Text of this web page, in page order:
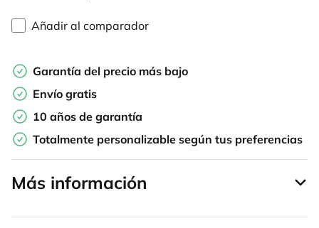
Añadir al comparador
Garantía del precio más bajo
Envío gratis
10 años de garantía
Totalmente personalizable según tus preferencias
Más información